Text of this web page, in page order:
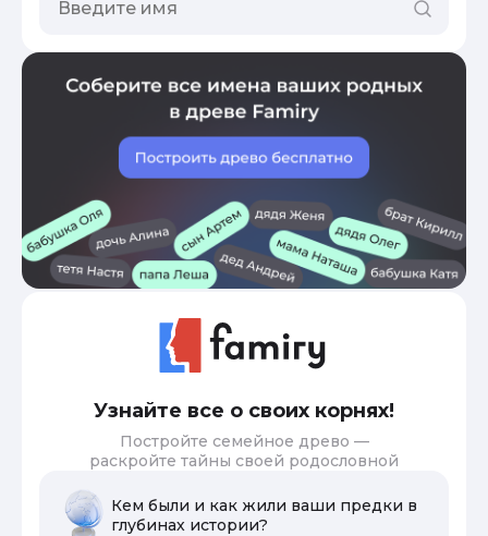
Узнайте все о своих корнях!
Постройте семейное древо —
раскройте тайны своей родословной
Кем были и как жили ваши предки в
глубинах истории?